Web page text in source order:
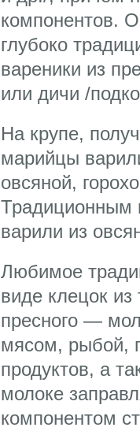
компонентов.
глубоко
вареники из
или дичи /
На крупе,
марийцы
овсяной,
Традиционным
варили из
Любимое
виде клецок из
пресного —
мясом, рыбой,
продуктов, а
молоке
компонентом